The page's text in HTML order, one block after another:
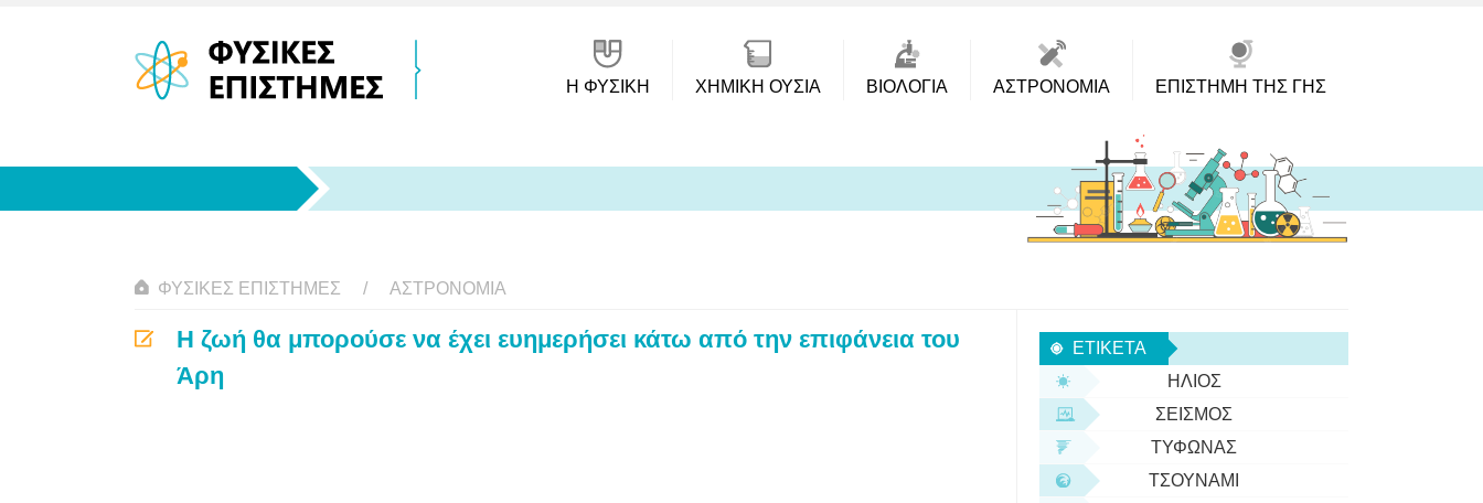
Η ΦΥΣΙΚΗ ΧΗΜΙΚΉ ΟΥΣΊΑ ΒΙΟΛΟΓΊΑ ΑΣΤΡΟΝΟΜΊΑ ΕΠΙΣΤΉΜΗ ΤΗΣ ΓΗΣ
ΦΥΣΙΚΈΣ ΕΠΙΣΤΉΜΕΣ ΑΣΤΡΟΝΟΜΊΑ
Η ζωή θα μπορούσε να έχει ευημερήσει κάτω από την επιφάνεια του
Άρη
ΕΤΙΚΈΤΑ
ΉΛΙΟΣ
ΣΕΙΣΜΌΣ
ΤΥΦΏΝΑΣ
ΤΣΟΥΝΆΜΙ